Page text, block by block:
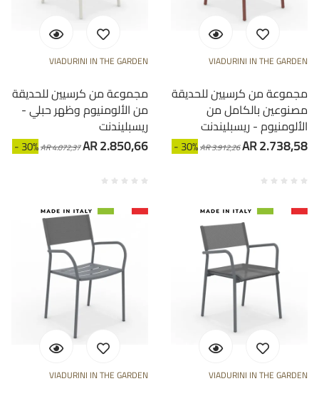
VIADURINI IN THE GARDEN
مجموعة من كرسيين للحديقة
من الألومنيوم وظهر حبلي -
ريسبليندنت
- 30%AR 4.072,37AR 2.850,66
VIADURINI IN THE GARDEN
مجموعة من كرسيين للحديقة
مصنوعين بالكامل من
الألومنيوم - ريسبليندنت
- 30%AR 3.912,26AR 2.738,58
VIADURINI IN THE GARDEN VIADURINI IN THE GARDEN